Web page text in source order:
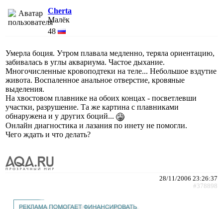
Cherta
Малёк
48
Умерла боция. Утром плавала медленно, теряла ориентацию,
забивалась в углы аквариума. Частое дыхание.
Многочисленные кровоподтеки на теле... Небольшое вздутие
живота. Воспаленное анальное отверстие, кровяные
выделения.
На хвостовом плавнике на обоих концах - посветлевши
участки, разрушение. Та же картина с плавниками
обнаружена и у других боций...
Онлайн диагностика и лазания по инету не помогли.
Чего ждать и что делать?
28/11/2006 23:26:37
#378898